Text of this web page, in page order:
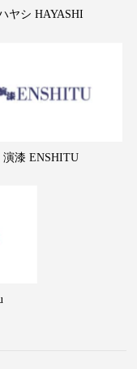
ヤシ HAYASHI
演漆 ENSHITU